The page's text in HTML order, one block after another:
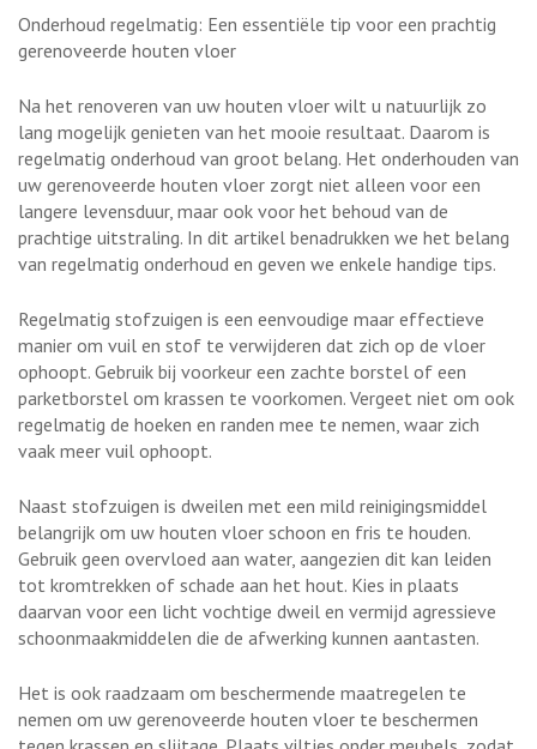
Onderhoud regelmatig: Een essentiële tip voor een prachtig
gerenoveerde houten vloer
Na het renoveren van uw houten vloer wilt u natuurlijk zo
lang mogelijk genieten van het mooie resultaat. Daarom is
regelmatig onderhoud van groot belang. Het onderhouden van
uw gerenoveerde houten vloer zorgt niet alleen voor een
langere levensduur, maar ook voor het behoud van de
prachtige uitstraling. In dit artikel benadrukken we het belang
van regelmatig onderhoud en geven we enkele handige tips.
Regelmatig stofzuigen is een eenvoudige maar effectieve
manier om vuil en stof te verwijderen dat zich op de vloer
ophoopt. Gebruik bij voorkeur een zachte borstel of een
parketborstel om krassen te voorkomen. Vergeet niet om ook
regelmatig de hoeken en randen mee te nemen, waar zich
vaak meer vuil ophoopt.
Naast stofzuigen is dweilen met een mild reinigingsmiddel
belangrijk om uw houten vloer schoon en fris te houden.
Gebruik geen overvloed aan water, aangezien dit kan leiden
tot kromtrekken of schade aan het hout. Kies in plaats
daarvan voor een licht vochtige dweil en vermijd agressieve
schoonmaakmiddelen die de afwerking kunnen aantasten.
Het is ook raadzaam om beschermende maatregelen te
nemen om uw gerenoveerde houten vloer te beschermen